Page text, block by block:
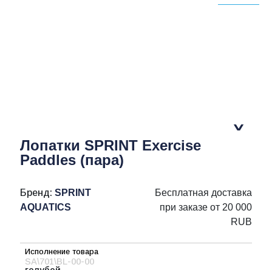
Лопатки SPRINT Exercise
Paddles (пара)
Бренд: SPRINT
AQUATICS
Бесплатная доставка
при заказе от 20 000
RUB
SA\701\BL-00-00